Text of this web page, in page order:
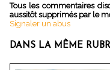
Tous les commentaires
aussitôt supprimés par le
Signaler un abus
DANS LA MÊME